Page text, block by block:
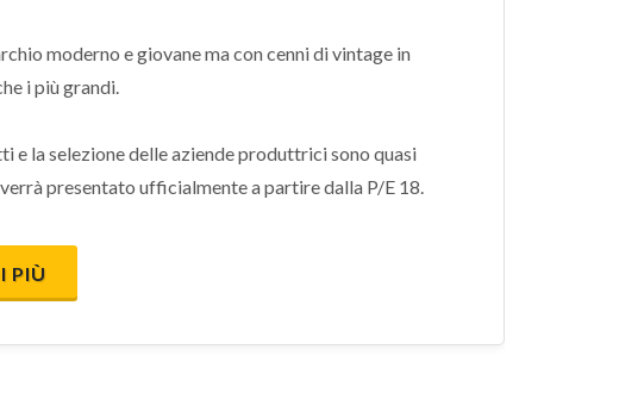
moderno e giovane ma con cenni di vintage in
i più grandi.
e la selezione delle aziende produttrici sono quasi
presentato ufficialmente a partire dalla P/E 18.
PIÙ